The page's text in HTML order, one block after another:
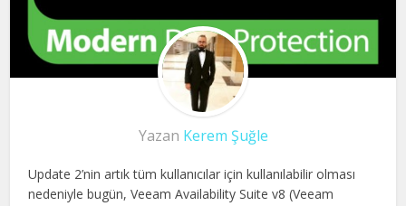
Yazan Kerem Şuğle
Update 2’nin artık tüm kullanıcılar için kullanılabilir olması
nedeniyle bugün, Veeam Availability Suite v8 (Veeam